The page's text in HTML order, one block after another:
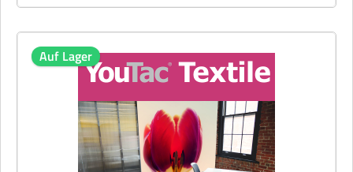
Auf Lager